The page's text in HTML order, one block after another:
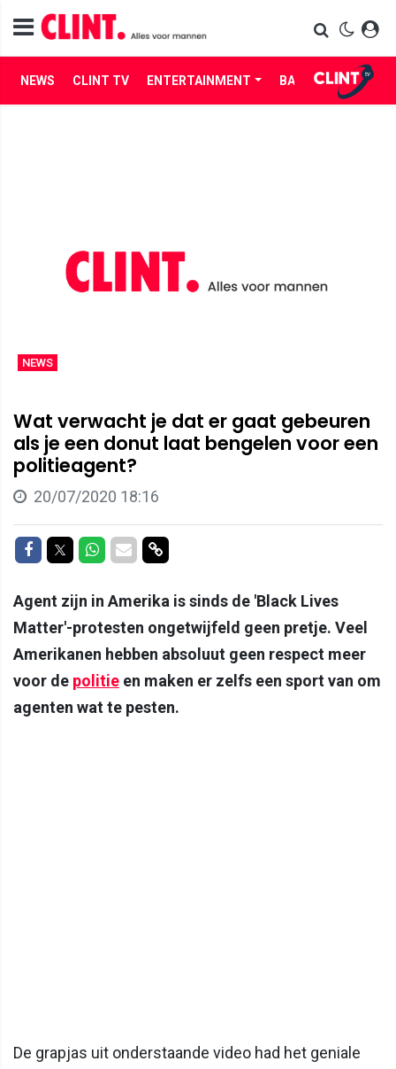
NEWS CLINT TV ENTERTAINMENT BABES LIFE
NEWS
Wat verwacht je dat er gaat gebeuren
als je een donut laat bengelen voor een
politieagent?
20/07/2020 18:16
Delen op Facebook
Delen op Twitter
Delen op Whatsapp
Delen via Mail
Delen via link
Agent zijn in Amerika is sinds de 'Black Lives
Matter'-protesten ongetwijfeld geen pretje. Veel
Amerikanen hebben absoluut geen respect meer
voor de politie en maken er zelfs een sport van om
agenten wat te pesten.
De grapjas uit onderstaande video had het geniale